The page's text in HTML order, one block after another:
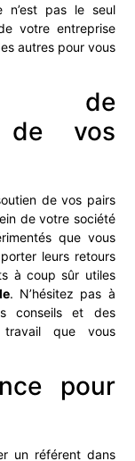
n’est pas le seul
votre entreprise
autres pour vous
de
de vos
de vos pairs
de votre société
que vous
leurs retours
à coup sûr utiles
. N’hésitez pas à
conseils et des
travail que vous
pour
un référent dans